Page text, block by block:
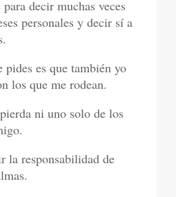
decir muchas veces
personales y decir sí a
pides es que también yo
los que me rodean.
ni uno solo de los
la responsabilidad de